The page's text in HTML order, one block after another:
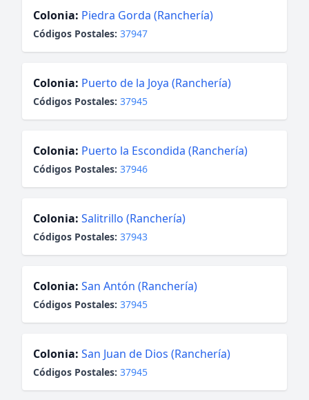
Colonia: Piedra Gorda (Ranchería)
Códigos Postales: 37947
Colonia: Puerto de la Joya (Ranchería)
Códigos Postales: 37945
Colonia: Puerto la Escondida (Ranchería)
Códigos Postales: 37946
Colonia: Salitrillo (Ranchería)
Códigos Postales: 37943
Colonia: San Antón (Ranchería)
Códigos Postales: 37945
Colonia: San Juan de Dios (Ranchería)
Códigos Postales: 37945